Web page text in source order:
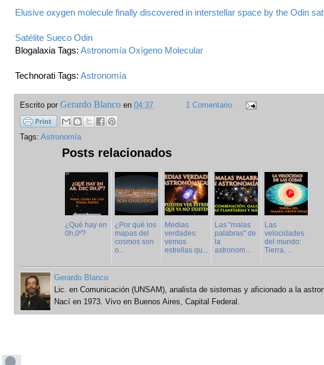
Elusive oxygen molecule finally discovered in interstellar space by the Odin
Satélite Sueco Odin
Blogalaxia Tags: Astronomía Oxígeno Molecular
Technorati Tags: Astronomía
Escrito por Gerardo Blanco en 04:37 1 Comentario
Tags: Astronomía
Posts relacionados
¿Qué hay en
0h,0º?
¿Por qué los
mapas del
cosmos son
o...
Medias
verdades:
vemos
estrellas qu...
Las "malas
palabras" de
la
astronom...
Las
velocidades
del mundo:
Tierra, ...
Gerardo Blanco
Lic. en Comunicación (UNSAM), analista de sistemas y aficionado a la
Nací en 1973. Vivo en Buenos Aires, Capital Federal.